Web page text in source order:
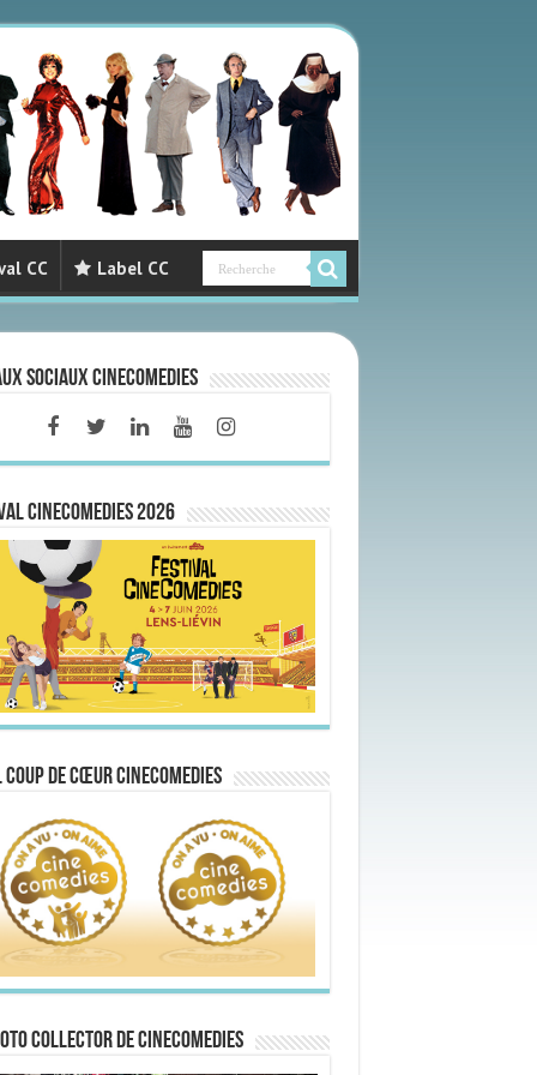
CC Label CC
sociaux CineComedies
CINECOMEDIES 2026
de Cœur CineComedies
collector de CineComedies